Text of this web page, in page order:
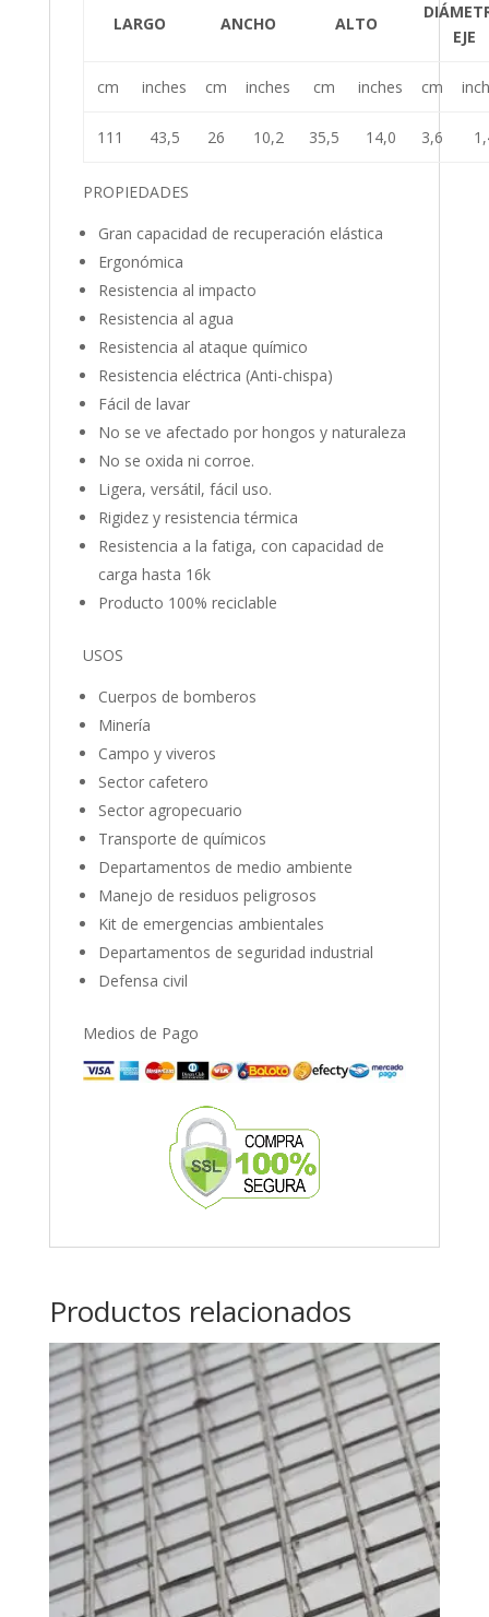
LARGO ANCHO ALTO
EJE
cm inches cm inches cm inches cm
111 43,5 26 10,2 35,5 14,0 3,6
PROPIEDADES
Gran capacidad de recuperación elástica
Ergonómica
Resistencia al impacto
Resistencia al agua
Resistencia al ataque químico
Resistencia eléctrica (Anti-chispa)
Fácil de lavar
No se ve afectado por hongos y naturaleza
No se oxida ni corroe.
Ligera, versátil, fácil uso.
Rigidez y resistencia térmica
Resistencia a la fatiga, con capacidad de
carga hasta 16k
Producto 100% reciclable
USOS
Cuerpos de bomberos
Minería
Campo y viveros
Sector cafetero
Sector agropecuario
Transporte de químicos
Departamentos de medio ambiente
Manejo de residuos peligrosos
Kit de emergencias ambientales
Departamentos de seguridad industrial
Defensa civil
Medios de Pago
Productos relacionados